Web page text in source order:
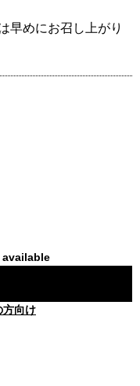
早めにお召し上がり
方向け